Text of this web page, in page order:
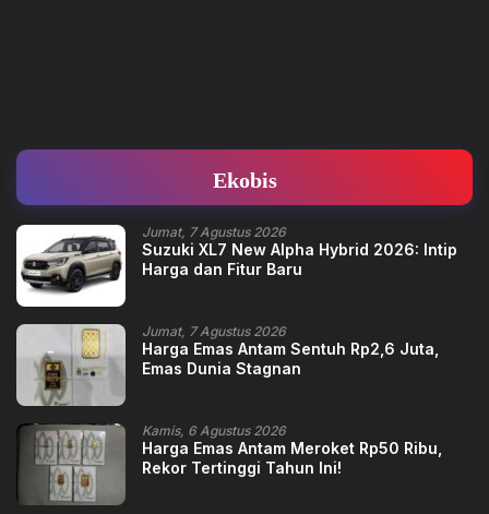
Ekobis
Jumat, 7 Agustus 2026
Suzuki XL7 New Alpha Hybrid 2026: Intip
Harga dan Fitur Baru
Jumat, 7 Agustus 2026
Harga Emas Antam Sentuh Rp2,6 Juta,
Emas Dunia Stagnan
Kamis, 6 Agustus 2026
Harga Emas Antam Meroket Rp50 Ribu,
Rekor Tertinggi Tahun Ini!